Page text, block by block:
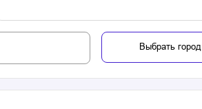
Выбрать город